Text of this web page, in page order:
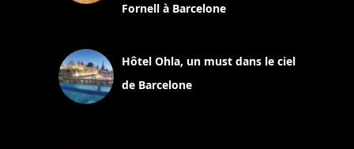
Fornell à Barcelone
Hôtel Ohla, un must dans le ciel
de Barcelone